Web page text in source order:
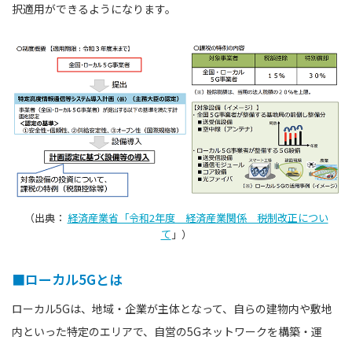
択適用ができるようになります。
（出典： 経済産業省「令和2年度 経済産業関係 税制改正につい
て 」）
■ローカル5Gとは
ローカル5Gは、地域・企業が主体となって、自らの建物内や敷地
内といった特定のエリアで、自営の5Gネットワークを構築・運